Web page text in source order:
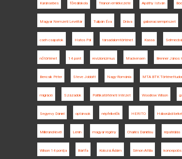
Karánsebes főreáliskola Trianon emlékezete Apáthy István
Magyar Nemzeti Levéltár Tulipán Éva Dráva gabonacsempészet
cseh csapatok Hatos Pál társadalomtörténet Kassa
nőtörténet 14 pont revizionizmus Mackensen Brenner János
Bencsik Péter Steve Jobbitt Nagy-Románia MTA BTK
migráció Századok Politikatörténeti Intézet Woodrow Wilson
Segyevy Dániel optánsok népfelkelők HERITO Háborúból
Millerand-levél Lenin magyar regény Charles Daniélou repatriálás
Wilson 14 pontja Bártfa Kolozsi Ádám Simon Attila koncepciós